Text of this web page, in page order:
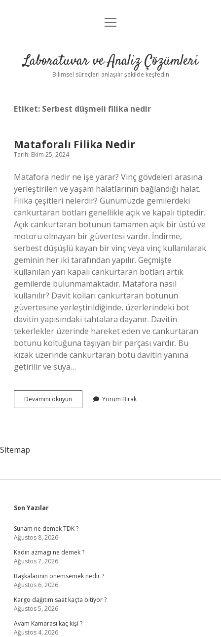
Anasayfa
Yasal Uyarı
menüyü
Laboratuvar ve Analiz Çözümleri
Bilimsel süreçleri anlaşılır şekilde keşfedin
Etiket: Serbest düşmeli filika nedir
Mataforalı Filika Nedir
Tarih: Ekim 25, 2024
Matafora nedir ne işe yarar? Vinç gövdeleri arasına
yerleştirilen ve yaşam halatlarının bağlandığı halat.
Filika çeşitleri nelerdir? Günümüzde gemilerdeki
cankurtaran botları genellikle açık ve kapalı tiptedir.
Açık cankurtaran botunun tamamen açık bir üstü ve
motoru olmayan bir güvertesi vardır. İndirme,
serbest düşüşlü kayan bir vinç veya vinç kullanılarak
geminin her iki tarafından yapılır. Geçmişte
kullanılan yarı kapalı cankurtaran botları artık
gemilerde bulunmamaktadır. Matafora nasıl
kullanılır? Davit kolları cankurtaran botunun
güvertesine yerleştirildiğinde, üzerlerindeki bot
davitin yapısındaki tahtalara dayanır. Davitin
tekerlekler üzerinde hareket eden ve cankurtaran
botunu koltuğuna taşıyan bir parçası vardır. Bu
kızak üzerinde cankurtaran botu davitin yanına
getirilir ve suya…
Devamını okuyun Mataforalı
Filika
Yorum Bırak
Sitemap
Sidebar
Son Yazılar
Sunam ne demek TDK ?
Ağustos 8, 2026
Kadın azmagı ne demek ?
Ağustos 7, 2026
Başkalarının önemsemek nedir ?
Ağustos 6, 2026
Kargo dağıtım saat kaçta bitiyor ?
Ağustos 5, 2026
Avam Kamarası kaç kişi ?
Ağustos 4, 2026